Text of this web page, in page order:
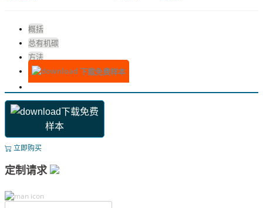
概括
总有机碳
方法
下载免费样本
下载免费
样本
立即购买
定制请求